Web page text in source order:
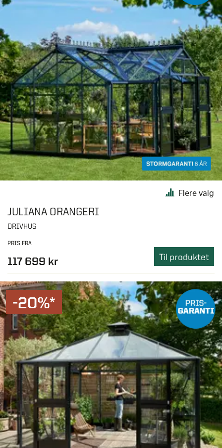
Flere valg
JULIANA ORANGERI
DRIVHUS
PRIS FRA
117 699 kr Til produktet
-20%*